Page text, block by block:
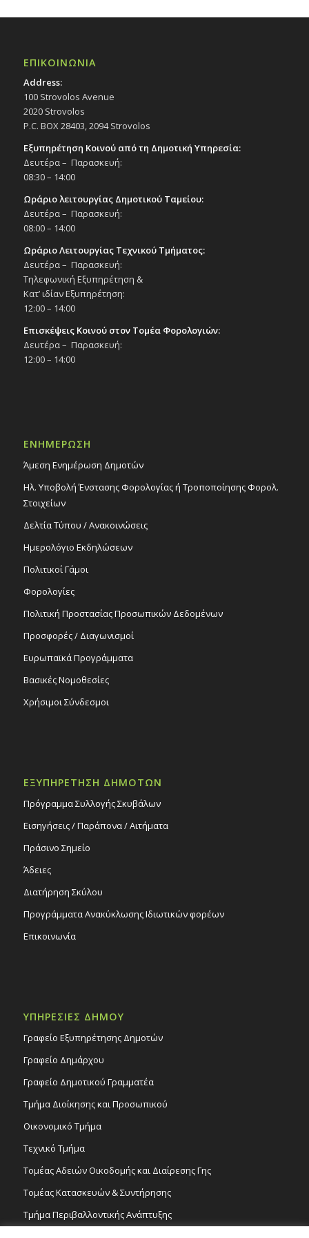
ΕΠΙΚΟΙΝΩΝΙΑ
Address:
100 Strovolos Avenue
2020 Strovolos
P.C. BOX 28403, 2094 Strovolos
Εξυπηρέτηση Κοινού από τη Δημοτική Υπηρεσία:
Δευτέρα – Παρασκευή:
08:30 – 14:00
Ωράριο λειτουργίας Δημοτικού Ταμείου:
Δευτέρα – Παρασκευή:
08:00 – 14:00
Ωράριο Λειτουργίας Τεχνικού Τμήματος:
Δευτέρα – Παρασκευή:
Τηλεφωνική Εξυπηρέτηση &
Κατ’ ιδίαν Εξυπηρέτηση:
12:00 – 14:00
Επισκέψεις Κοινού στον Τομέα Φορολογιών:
Δευτέρα – Παρασκευή:
12:00 – 14:00
ΕΝΗΜΕΡΩΣΗ
Άμεση Ενημέρωση Δημοτών
Ηλ. Υποβολή Ένστασης Φορολογίας ή Τροποποίησης Φορολ.
Στοιχείων
Δελτία Τύπου / Ανακοινώσεις
Ημερολόγιο Εκδηλώσεων
Πολιτικοί Γάμοι
Φορολογίες
Πολιτική Προστασίας Προσωπικών Δεδομένων
Προσφορές / Διαγωνισμοί
Ευρωπαϊκά Προγράμματα
Βασικές Νομοθεσίες
Χρήσιμοι Σύνδεσμοι
ΕΞΥΠΗΡΕΤΗΣΗ ΔΗΜΟΤΩΝ
Πρόγραμμα Συλλογής Σκυβάλων
Εισηγήσεις / Παράπονα / Αιτήματα
Πράσινο Σημείο
Άδειες
Διατήρηση Σκύλου
Προγράμματα Ανακύκλωσης Ιδιωτικών φορέων
Επικοινωνία
ΥΠΗΡΕΣΙΕΣ ΔΗΜΟΥ
Γραφείο Εξυπηρέτησης Δημοτών
Γραφείο Δημάρχου
Γραφείο Δημοτικού Γραμματέα
Τμήμα Διοίκησης και Προσωπικού
Οικονομικό Τμήμα
Τεχνικό Τμήμα
Τομέας Αδειών Οικοδομής και Διαίρεσης Γης
Τομέας Κατασκευών & Συντήρησης
Τμήμα Περιβαλλοντικής Ανάπτυξης